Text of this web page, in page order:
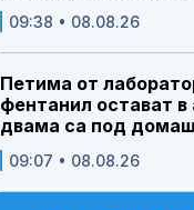
09:38 • 08.08.26
Петима от
фентанил остават в
двама са под
09:07 • 08.08.26